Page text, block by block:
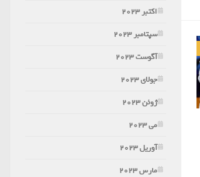
اکتبر 2023
سپتامبر 2023
آگوست 2023
جولای 2023
ژوئن 2023
می 2023
آوریل 2023
مارس 2023